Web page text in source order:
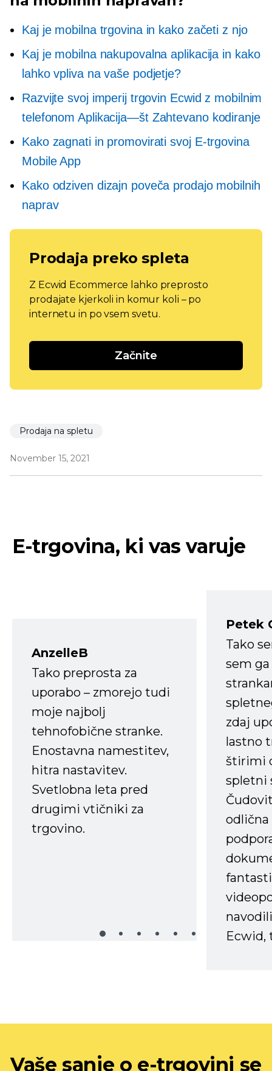
Kaj je mobilna trgovina in kako začeti z njo
Kaj je mobilna nakupovalna aplikacija in kako
lahko vpliva na vaše podjetje?
Razvijte svoj imperij trgovin Ecwid z mobilnim
telefonomAplikacija—štZahtevano kodiranje
Kako zagnati in promovirati svoj E-trgovina
Mobile App
Kako odziven dizajn poveča prodajo mobilnih
naprav
Prodaja preko spleta
Z Ecwid Ecommerce lahko preprosto
prodajate kjerkoli in komur koli – po
internetu in po vsem svetu.
Začnite
Prodaja na spletu
November 15, 2021
E-trgovina, ki vas varuje
AnzelleB
Tako preprosta za
uporabo – zmorejo tudi
moje najbolj
tehnofobične stranke.
Enostavna namestitev,
hitra nastavitev.
Svetlobna leta pred
drugimi vtičniki za
trgovino.
Petek
Tako
sem
zdaj
lastno
štirimi
spletni
Ecwid,
Vaše sanje o e-trgovini se